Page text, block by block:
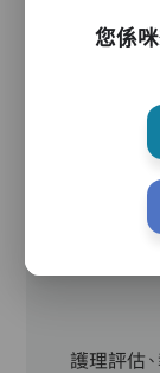
電動床,
護理評估
您係